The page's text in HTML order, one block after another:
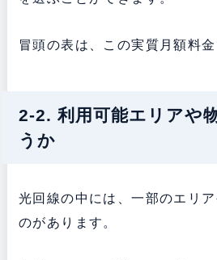
冒頭の表は、この実質月額料
2-2. 利用可能エリアや
うか
光回線の中には、一部のエリ
のがあります。